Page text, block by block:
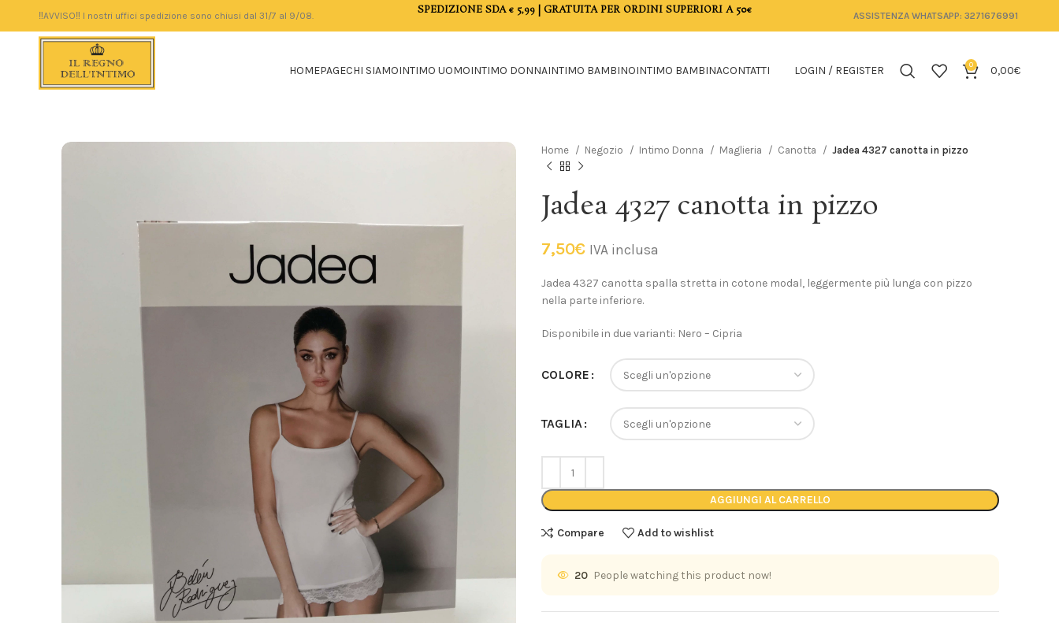
‼️AVVISO‼️ I nostri uffici spedizione sono chiusi dal 31/7 al 9/08. SPEDIZIONE SDA € 5,99 | GRATUITA PER ORDINI SUPERIORI A 50€ ASSISTENZA WHATSAPP: 3271676991
HOMEPAGECHI SIAMOINTIMO UOMOINTIMO DONNAINTIMO BAMBINOINTIMO BAMBINACONTATTI LOGIN / REGISTER 0 0,00€
Home Negozio Intimo Donna Maglieria Canotta Jadea 4327 canotta in pizzo
Jadea 4327 canotta in pizzo
7,50€ IVA inclusa
Jadea 4327 canotta spalla stretta in cotone modal, leggermente più lunga con pizzo
nella parte inferiore.
Disponibile in due varianti: Nero – Cipria
COLORE
TAGLIA
AGGIUNGI AL CARRELLO
Compare Add to wishlist
20 People watching this product now!